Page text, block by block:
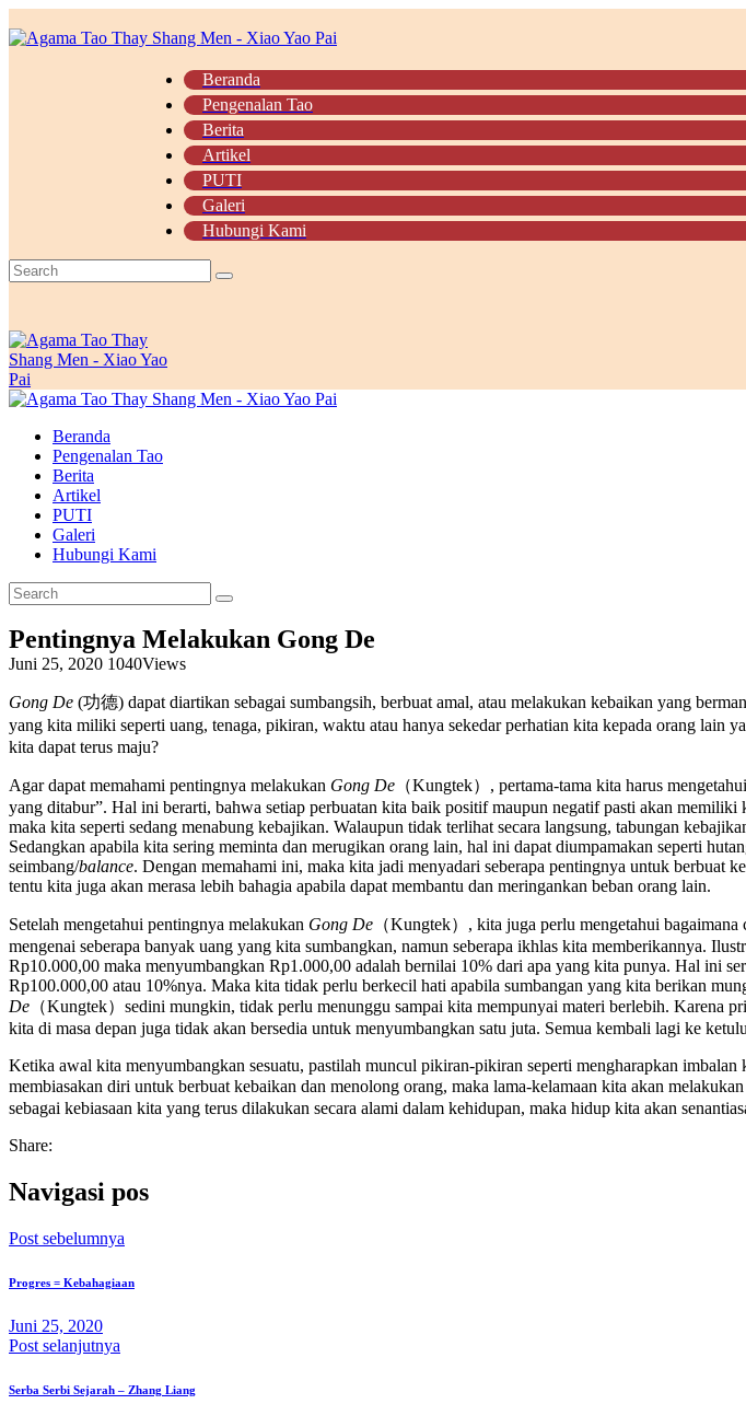
Beranda
Pengenalan Tao
Berita
Artikel
PUTI
Galeri
Hubungi Kami
Beranda
Pengenalan Tao
Berita
Artikel
PUTI
Galeri
Hubungi Kami
Pentingnya Melakukan Gong De
Juni 25, 2020 1040Views
Gong De (功德) dapat diartikan sebagai sumbangsih, berbuat amal, atau melakukan kebaikan yang
yang kita miliki seperti uang, tenaga, pikiran, waktu atau hanya sekedar perhatian kita kepada orang lain
kita dapat terus maju?
Agar dapat memahami pentingnya melakukan Gong De （Kungtek）, pertama-tama kita harus
yang ditabur”. Hal ini berarti, bahwa setiap perbuatan kita baik positif maupun negatif pasti akan
maka kita seperti sedang menabung kebajikan. Walaupun tidak terlihat secara langsung, tabungan
Sedangkan apabila kita sering meminta dan merugikan orang lain, hal ini dapat diumpamakan seperti
seimbang/balance. Dengan memahami ini, maka kita jadi menyadari seberapa pentingnya untuk berbuat
tentu kita juga akan merasa lebih bahagia apabila dapat membantu dan meringankan beban orang lain.
Setelah mengetahui pentingnya melakukan Gong De （Kungtek）, kita juga perlu mengetahui bagaimana
mengenai seberapa banyak uang yang kita sumbangkan, namun seberapa ikhlas kita memberikannya.
Rp10.000,00 maka menyumbangkan Rp1.000,00 adalah bernilai 10% dari apa yang kita punya. Hal ini
Rp100.000,00 atau 10%nya. Maka kita tidak perlu berkecil hati apabila sumbangan yang kita berikan
De （Kungtek）sedini mungkin, tidak perlu menunggu sampai kita mempunyai materi berlebih. Karena
kita di masa depan juga tidak akan bersedia untuk menyumbangkan satu juta. Semua kembali lagi ke
Ketika awal kita menyumbangkan sesuatu, pastilah muncul pikiran-pikiran seperti mengharapkan
membiasakan diri untuk berbuat kebaikan dan menolong orang, maka lama-kelamaan kita akan
sebagai kebiasaan kita yang terus dilakukan secara alami dalam kehidupan, maka hidup kita akan
Share:
Navigasi pos
Post sebelumnya
Progres = Kebahagiaan
Juni 25, 2020
Post selanjutnya
Serba Serbi Sejarah – Zhang Liang